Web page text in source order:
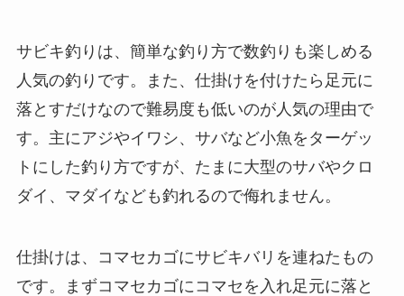
サビキ釣りは、簡単な釣り方で数釣りも楽しめる
人気の釣りです。また、仕掛けを付けたら足元に
落とすだけなので難易度も低いのが人気の理由で
す。主にアジやイワシ、サバなど小魚をターゲッ
トにした釣り方ですが、たまに大型のサバやクロ
ダイ、マダイなども釣れるので侮れません。
仕掛けは、コマセカゴにサビキバリを連ねたもの
です。まずコマセカゴにコマセを入れ足元に落と